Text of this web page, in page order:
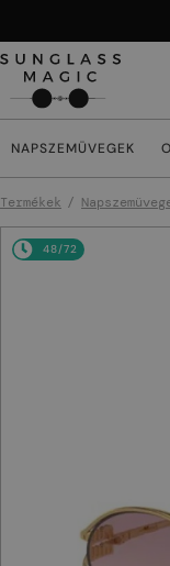
NAPSZEMÜVEGEK
Termékek
48/72